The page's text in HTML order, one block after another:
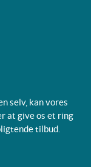
selv, kan vores
at give os et ring
tilbud.